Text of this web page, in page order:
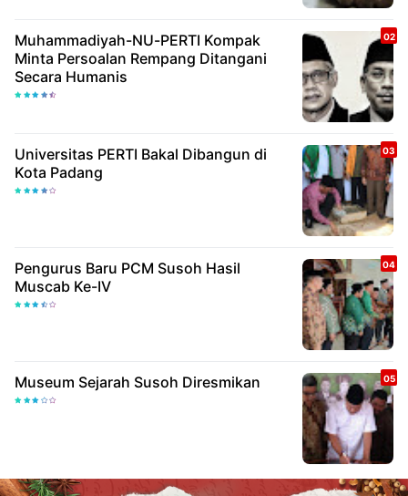
Muhammadiyah-NU-PERTI Kompak
Minta Persoalan Rempang Ditangani
Secara Humanis
Universitas PERTI Bakal Dibangun di
Kota Padang
Pengurus Baru PCM Susoh Hasil
Muscab Ke-IV
Museum Sejarah Susoh Diresmikan